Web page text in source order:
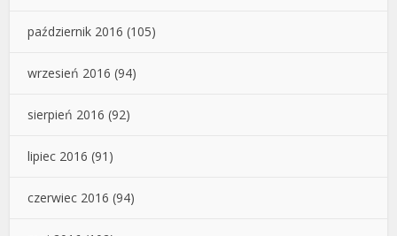
październik 2016 (105)
wrzesień 2016 (94)
sierpień 2016 (92)
lipiec 2016 (91)
czerwiec 2016 (94)